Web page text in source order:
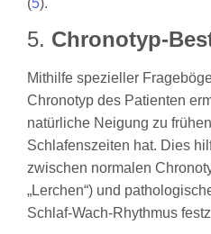
5. Chronotyp-
Mithilfe spezieller
Chronotyp des Patienten
natürliche Neigung zu
Schlafenszeiten hat. Dies
zwischen normalen
„Lerchen“) und
Schlaf-Wach-Rhythmus